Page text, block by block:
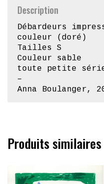
Description
Débardeurs
couleur (doré)
Tailles S
Couleur sable
toute petite
–
Anna Boulanger,
Produits similaires